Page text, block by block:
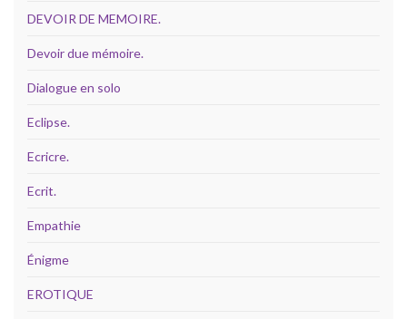
DEVOIR DE MEMOIRE.
Devoir due mémoire.
Dialogue en solo
Eclipse.
Ecricre.
Ecrit.
Empathie
Énigme
EROTIQUE